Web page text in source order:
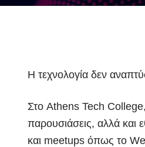
Η τεχνολογία δεν
Στο Athens Tech College,
παρουσιάσεις, αλλά και
και meetups όπως το
iLEARN WEBMAIL
©2026 ATH/